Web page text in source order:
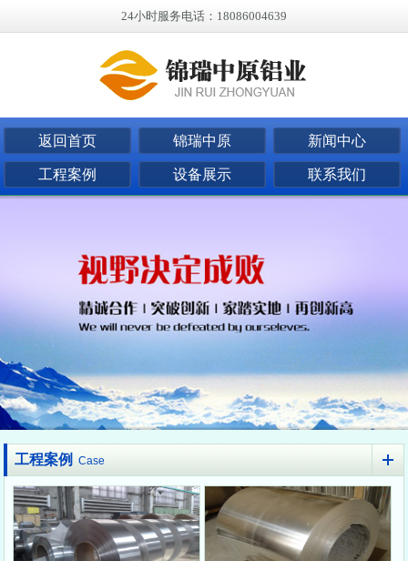
24小时服务电话：18086004639
返回首页 锦瑞中原 新闻中心
工程案例 设备展示 联系我们
工程案例 Case